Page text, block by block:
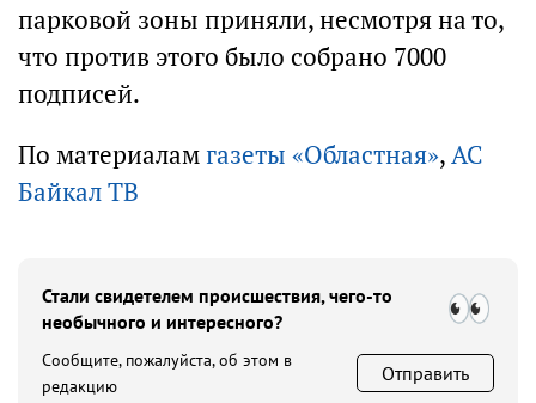
парковой зоны приняли, несмотря на то,
что против этого было собрано 7000
подписей.
По материаламгазеты «Областная»,АС
Байкал ТВ
Стали свидетелем происшествия, чего-то
необычного и интересного?
Сообщите, пожалуйста, об этом в
редакцию
Отправить